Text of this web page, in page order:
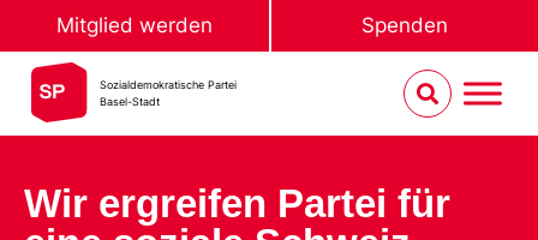
Mitglied werden Spenden
Sozialdemokratische Partei
Basel-Stadt
Wir ergreifen Partei für